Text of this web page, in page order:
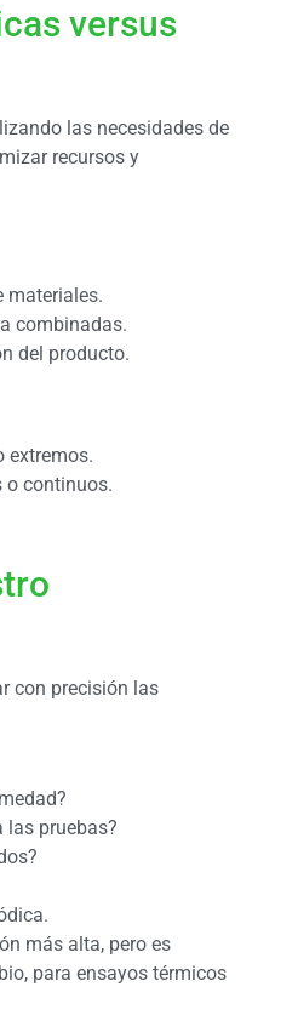
versus
las necesidades de
recursos y
materiales.
combinadas.
del producto.
extremos.
o continuos.
con precisión las
las pruebas?
más alta, pero es
para ensayos térmicos